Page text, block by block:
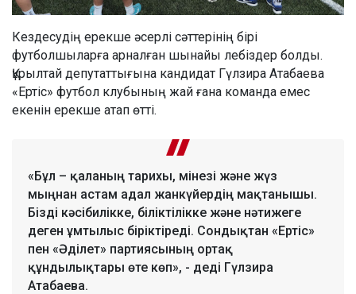
Кездесудің ерекше әсерлі сәттерінің бірі
футболшыларға арналған шынайы лебіздер болды.
Құрылтай депутаттығына кандидат Гүлзира Атабаева
«Ертіс» футбол клубының жай ғана команда емес
екенін ерекше атап өтті.
«Бұл – қаланың тарихы, мінезі және жүз
мыңнан астам адал жанкүйердің мақтанышы.
Бізді кәсібилікке, біліктілікке және нәтижеге
деген ұмтылыс біріктіреді. Сондықтан «Ертіс»
пен «Әділет» партиясының ортақ
құндылықтары өте көп», - деді Гүлзира
Атабаева.